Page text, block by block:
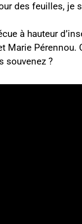
des feuilles, je
à hauteur
Marie Pérennou.
souvenez ?